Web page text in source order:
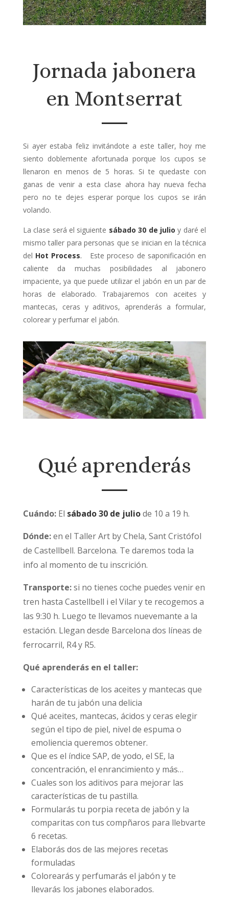
Jornada jabonera
en Montserrat
Si ayer estaba feliz invitándote a este taller, hoy me
siento doblemente afortunada porque los cupos se
llenaron en menos de 5 horas. Si te quedaste con
ganas de venir a esta clase ahora hay nueva fecha
pero no te dejes esperar porque los cupos se irán
volando.
La clase será el siguiente sábado 30 de julio y daré el
mismo taller para personas que se inician en la técnica
del Hot Process.
Este proceso de saponificación en
caliente da muchas posibilidades al jabonero
impaciente, ya que puede utilizar el jabón en un par de
horas de elaborado. Trabajaremos con aceites y
mantecas, ceras y aditivos, aprenderás a formular,
colorear y perfumar el jabón.
Qué aprenderás
Cuándo:El sábado 30 de juliode 10 a 19 h.
Dónde:en el Taller Art by Chela, Sant Cristófol
de Castellbell. Barcelona. Te daremos toda la
info al momento de tu inscrición.
Transporte:si no tienes coche puedes venir en
tren hasta Castellbell i el Vilar y te recogemos a
las 9:30 h. Luego te llevamos nuevemante a la
estación. Llegan desde Barcelona dos líneas de
ferrocarril, R4 y R5.
Qué aprenderás en el taller:
Características de los aceites y mantecas que
harán de tu jabón una delicia
Qué aceites, mantecas, ácidos y ceras elegir
según el tipo de piel, nivel de espuma o
emoliencia queremos obtener.
Que es el índice SAP, de yodo, el SE, la
concentración, el enrancimiento y más…
Cuales son los aditivos para mejorar las
características de tu pastilla.
Formularás tu porpia receta de jabón y la
comparitas con tus compñaros para llebvarte
6 recetas.
Elaborás dos de las mejores recetas
formuladas
Colorearás y perfumarás el jabón y te
llevarás los jabones elaborados.